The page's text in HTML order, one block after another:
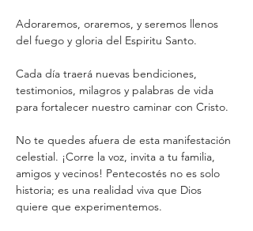
Adoraremos, oraremos, y seremos llenos
del fuego y gloria del Espiritu Santo.
Cada día traerá nuevas bendiciones,
testimonios, milagros y palabras de vida
para fortalecer nuestro caminar con Cristo.
No te quedes afuera de esta manifestación
celestial. ¡Corre la voz, invita a tu familia,
amigos y vecinos! Pentecostés no es solo
historia; es una realidad viva que Dios
quiere que experimentemos.